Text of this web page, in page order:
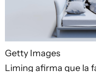
Getty Images
Liming afirma que la